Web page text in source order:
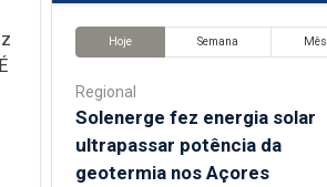
Hoje Semana Mês
Regional
Solenerge fez energia solar
ultrapassar potência da
geotermia nos Açores